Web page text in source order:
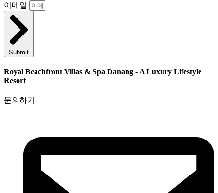
이메일
Submit
Royal Beachfront Villas & Spa Danang - A Luxury Lifestyle
Resort
문의하기